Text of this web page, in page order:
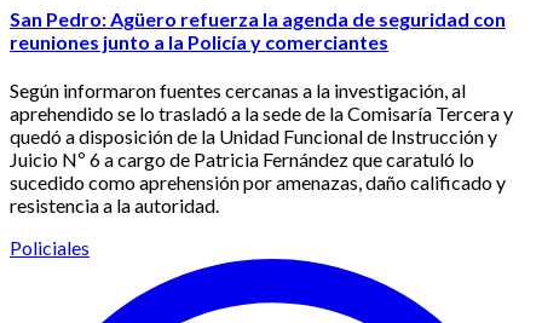
San Pedro: Agüero refuerza la agenda de seguridad con
reuniones junto a la Policía y comerciantes
Según informaron fuentes cercanas a la investigación, al
aprehendido se lo trasladó a la sede de la Comisaría Tercera y
quedó a disposición de la Unidad Funcional de Instrucción y
Juicio Nº 6 a cargo de Patricia Fernández que caratuló lo
sucedido como aprehensión por amenazas, daño calificado y
resistencia a la autoridad.
Policiales